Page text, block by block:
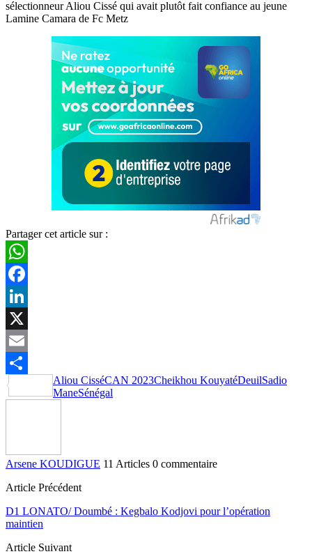
sélectionneur Aliou Cissé qui avait plutôt fait confiance au jeune
Lamine Camara de Fc Metz
Partager cet article sur :
WhatsApp
Facebook
LinkedIn
X
Email
Partager
Aliou CisséCAN 2023Cheikhou KouyatéDeuilSadio
ManeSénégal
Arsene KOUDIGUE 11 Articles 0 commentaire
Article Précédent
D1 LONATO/ Doumbé : Kegbalo Kodjovi pour l’opération
maintien
Article Suivant